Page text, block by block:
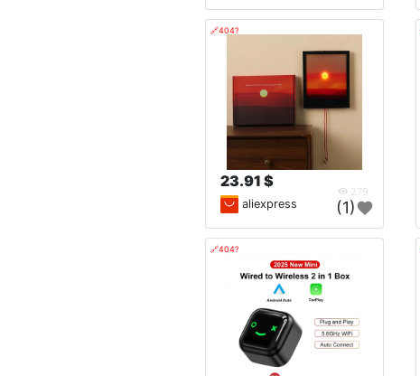
🔗404?
23.91 $
279
aliexpress (1)
🔗404?